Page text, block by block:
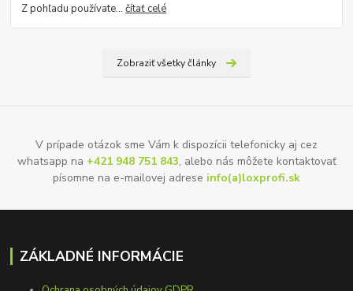
Z pohľadu používate...čítať celé
Zobraziť všetky články
V prípade otázok sme Vám k dispozícii telefonicky aj cez
whatsapp na +421 948 751 843, alebo nás môžete kontaktovať
písomne na e-mailovej adrese info(a)loxprofi.sk
ZÁKLADNÉ INFORMÁCIE